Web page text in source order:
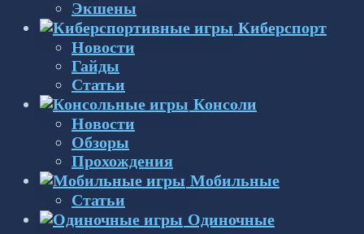
Экшены
Киберспорт
Новости
Гайды
Статьи
Консоли
Новости
Обзоры
Прохождения
Мобильные
Статьи
Одиночные